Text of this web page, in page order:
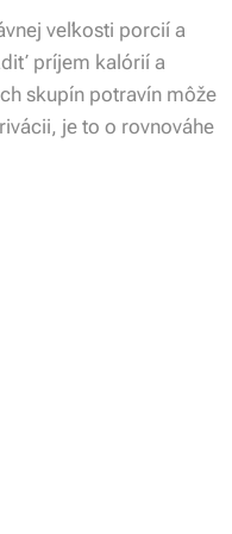
veľkosti porcií a
príjem kalórií a
skupín potravín môže
je to o rovnováhe